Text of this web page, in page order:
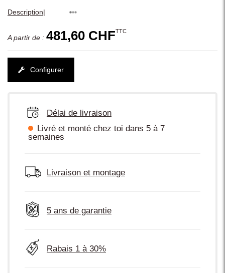
Description|
A partir de : 481,60 CHFTTC
Configurer
Délai de livraison
Livré et monté chez toi dans 5 à 7
semaines
Livraison et montage
5 ans de garantie
Rabais 1 à 30%